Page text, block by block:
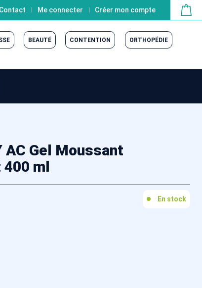
Contact Me connecter Créer mon compte
BEAUTÉ CONTENTION ORTHOPÉDIE
AC Gel Moussant
ml
En stock